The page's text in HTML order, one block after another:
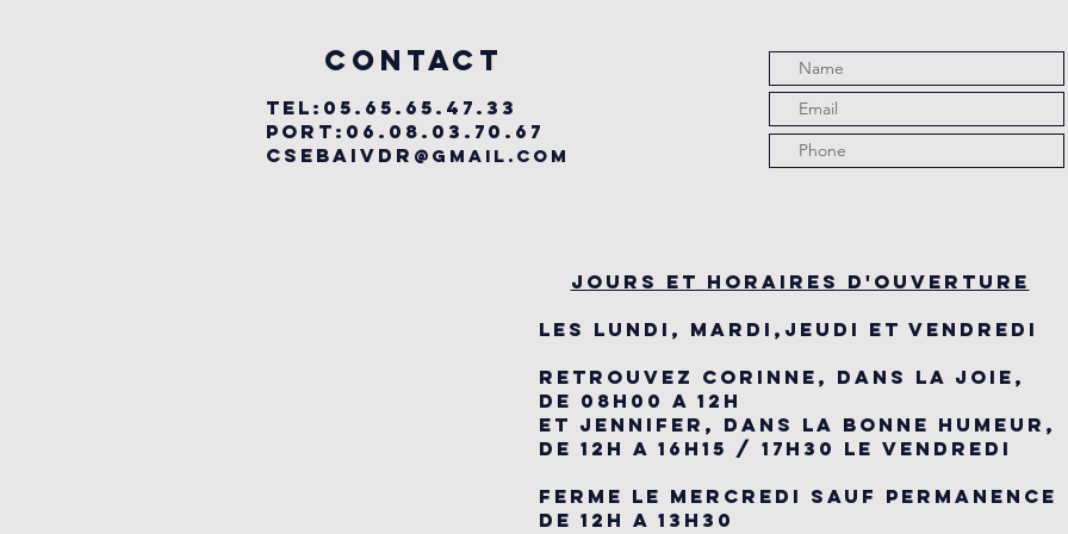
COntact
TEL:05.65.65.47.33
PORT:06.08.03.70.67
csebaivdr @gmail.com
JOURS ET HORAIRES D'OUVERTURE
LES LUNDI, MARDI,JEUDI ET VENDREDI
RETROUVEZ CORINNE, DANS LA JOIE,
DE 08H00 A 12H
ET JENNIFER, DANS LA BONNE HUMEUR,
DE 12H A 16H15 / 17H30 LE VENDREDI
FERME LE MERCREDI SAUF PERMANENCE
DE 12H A 13H30